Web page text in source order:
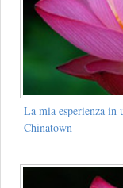
La mia esperienza
Chinatown